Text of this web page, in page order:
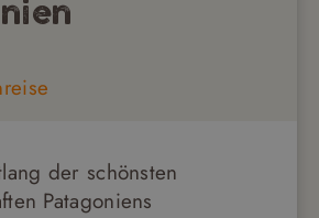
der schönsten
Patagoniens